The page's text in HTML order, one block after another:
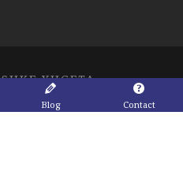
YUGETA
Blog Contact